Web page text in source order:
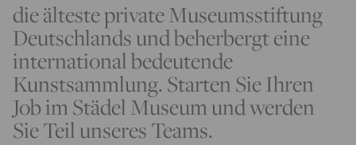
die älteste private Museumsstiftung
Deutschlands und beherbergt eine
international bedeutende
Kunstsammlung. Starten Sie Ihren
Job im Städel Museum und werden
Sie Teil unseres Teams.